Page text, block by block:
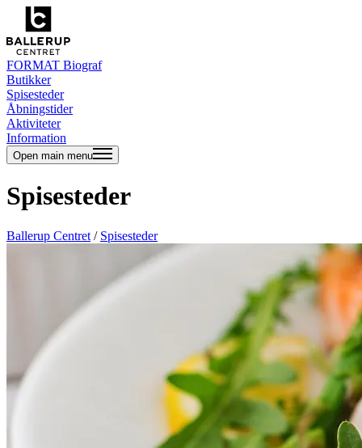
FORMAT Biograf
Butikker
Spisesteder
Åbningstider
Aktiviteter
Information
Open main menu
Spisesteder
Ballerup Centret / Spisesteder